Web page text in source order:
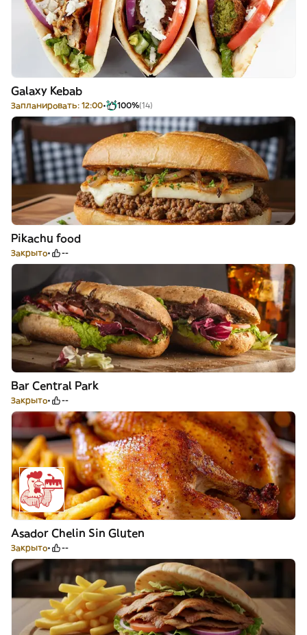
Galaxy Kebab
Запланировать: 12:00 100%(14)
Pikachu food
Закрыто --
Bar Central Park
Закрыто --
Asador Chelin Sin Gluten
Закрыто --